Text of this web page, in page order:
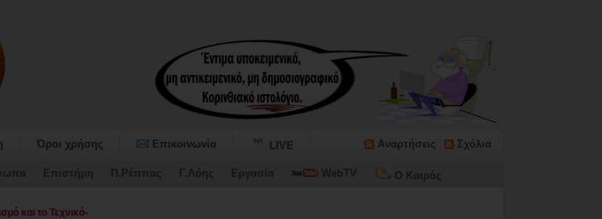
Όροι χρήσης Επικοινωνία LIVE Αναρτήσεις Σχόλια
Επιστήμη Π.Ρέππας Γ.Λόης Εργασία WebTV Ο Καιρός
το Τεχνικό Πρόγραμμα 2026 του Δήμου Σικυωνίων...